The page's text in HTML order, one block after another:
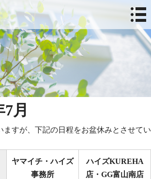
月
ますが、下記の日程をお盆休みとさせてい
ヤマイチ・ハイズ
事務所
ハイズKUREHA
店・GG富山南店